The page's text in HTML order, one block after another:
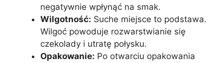
negatywnie wpłynąć na smak.
Wilgotność: Suche miejsce to podstawa.
Wilgoć powoduje rozwarstwianie się
czekolady i utratę połysku.
Opakowanie: Po otwarciu opakowania